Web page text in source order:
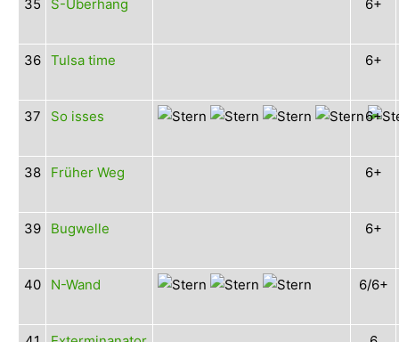
35 S-Überhang 6+
36 Tulsa time 6+
37 So isses 6+
38 Früher Weg 6+
39 Bugwelle 6+
40 N-Wand 6/6+